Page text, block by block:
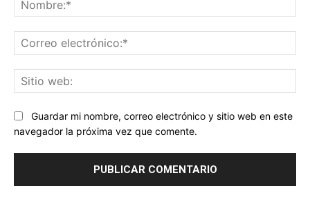
Guardar mi nombre, correo electrónico y sitio web en este
navegador la próxima vez que comente.